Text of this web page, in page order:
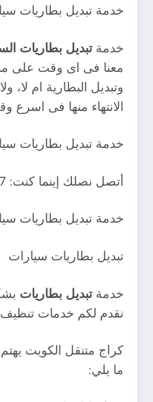
خدمة تبديل بطاريات سيارات / 99527787 / متنقل تبديل
خدمةتبديل بطاريات
وتبديل البطارية ام
الانتهاء منها فى
خدمة تبديل بطاريات سيارات / 99527787 / متنقل تبديل
أتصل نصلك إينما كنت: 99527787
خدمة تبديل بطاريات سيارات / 99527787 /متنقل تبديل
تبديل بطاريات سيارات
خدمةتبديل بطاريات
نقدم لكم خدمات تنظيف
كراج متنقل الكويت
ما يلي: